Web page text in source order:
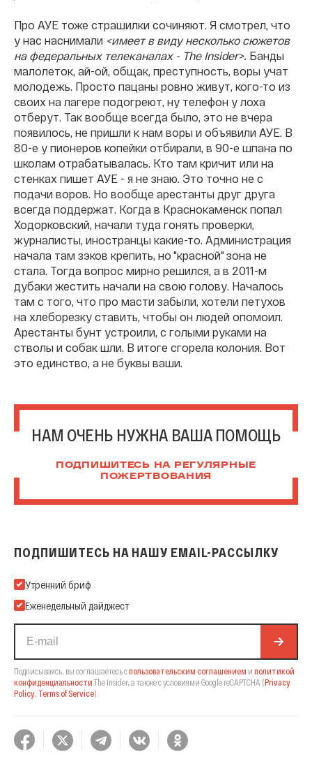
Про АУЕ тоже страшилки сочиняют. Я смотрел, что
у нас наснимали <имеет в виду несколько сюжетов
на федеральных телеканалах - The Insider>. Банды
малолеток, ай-ой, общак, преступность, воры учат
молодежь. Просто пацаны ровно живут, кого-то из
своих на лагере подогреют, ну телефон у лоха
отберут. Так вообще всегда было, это не вчера
появилось, не пришли к нам воры и объявили АУЕ. В
80-е у пионеров копейки отбирали, в 90-е шпана по
школам отрабатывалась. Кто там кричит или на
стенках пишет АУЕ - я не знаю. Это точно не с
подачи воров. Но вообще арестанты друг друга
всегда поддержат. Когда в Краснокаменск попал
Ходорковский, начали туда гонять проверки,
журналисты, иностранцы какие-то. Администрация
начала там зэков крепить, но "красной" зона не
стала. Тогда вопрос мирно решился, а в 2011-м
дубаки жестить начали на свою голову. Началось
там с того, что про масти забыли, хотели петухов
на хлеборезку ставить, чтобы он людей опомоил.
Арестанты бунт устроили, с голыми руками на
стволы и собак шли. В итоге сгорела колония. Вот
это единство, а не буквы ваши.
НАМ ОЧЕНЬ НУЖНА ВАША ПОМОЩЬ
ПОДПИШИТЕСЬ НА РЕГУЛЯРНЫЕ
ПОЖЕРТВОВАНИЯ
ПОДПИШИТЕСЬ НА НАШУ EMAIL-РАССЫЛКУ
Подпишитесь на нашу Email-рассылку
Утренний бриф
Еженедельный дайджест
Подписываясь, вы соглашаетесь спользовательским соглашением и политикой
конфиденциальности The Insider, а также с условиями Google reCAPTCHA (Privacy
Policy Terms of Service).